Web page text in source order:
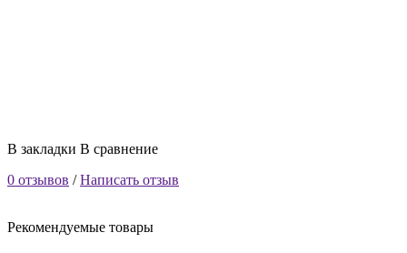
В закладки В сравнение
0 отзывов /Написать отзыв
Рекомендуемые товары